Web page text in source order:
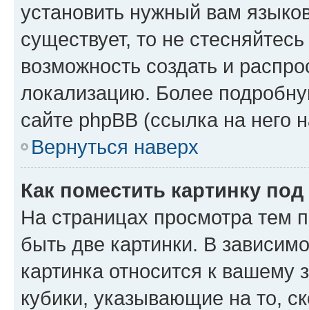
установить нужный вам
существует, то не
возможность создать и
локализацию. Более
сайте phpBB (ссылка на него
Вернуться наверх
Как поместить картинку
На страницах просмотра тем
быть две картинки. В
картинка относится к
кубики, указывающие на то,